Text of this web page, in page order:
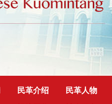
民革介绍 民革人物